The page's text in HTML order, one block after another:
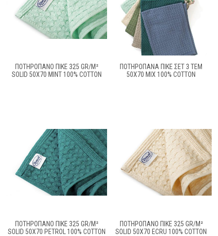
ΠΟΤΗΡΌΠΑΝΟ ΠΙΚΈ 325 GR/M²
SOLID 50X70 MINT 100% COTTON
ΠΟΤΗΡΌΠΑΝΑ ΠΙΚΈ ΣΕΤ 3 ΤΕΜ
50X70 MIX 100% COTTON
ΠΟΤΗΡΌΠΑΝΟ ΠΙΚΈ 325 GR/M²
SOLID 50X70 PETROL 100% COTTON
ΠΟΤΗΡΌΠΑΝΟ ΠΙΚΈ 325 GR/M²
SOLID 50X70 ECRU 100% COTTON